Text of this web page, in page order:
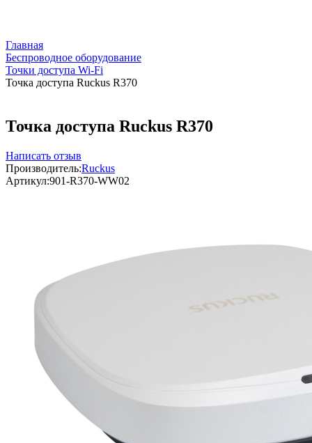
Главная
Беспроводное оборудование
Точки доступа Wi-Fi
Точка доступа Ruckus R370
Точка доступа Ruckus R370
Написать отзыв
Производитель:Ruckus
Артикул:901-R370-WW02